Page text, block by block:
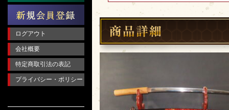
ログアウト
会社概要
特定商取引法の表記
プライバシー・ポリシー